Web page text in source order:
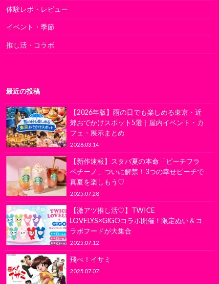
体験レポ・レビュー
イベント・季節
推し活・コラボ
最近の投稿
【2026年版】雨の日でも楽しめる東京・近
郊おでかけスポット5選｜屋内イベント・カ
フェ・展示まとめ
2026.03.14
【新作速報】スタバ夏の本命「ピーチフラ
ペチーノ」ついに解禁！3つの幸せピーチで
真夏を楽しもう♡
2025.07.28
【激アツ推し活♡】TWICE
LOVELYS×GiGOコラボ開催！限定ぬい＆コ
ラボフードが大集合
2025.07.12
飛べ！イサミ
2025.07.07